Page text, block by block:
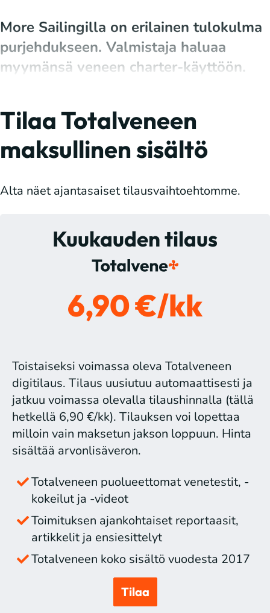
More Sailingilla on erilainen tulokulma
purjehdukseen. Valmistaja haluaa
myymänsä veneen charter-käyttöön.
Tilaa Totalveneen
maksullinen sisältö
Alta näet ajantasaiset tilausvaihtoehtomme.
Kuukauden tilaus
6,90 €/kk
Toistaiseksi voimassa oleva Totalveneen
digitilaus. Tilaus uusiutuu automaattisesti ja
jatkuu voimassa olevalla tilaushinnalla (tällä
hetkellä 6,90 €/kk). Tilauksen voi lopettaa
milloin vain maksetun jakson loppuun. Hinta
sisältää arvonlisäveron.
Totalveneen puolueettomat venetestit, -
kokeilut ja -videot
Toimituksen ajankohtaiset reportaasit,
artikkelit ja ensiesittelyt
Totalveneen koko sisältö vuodesta 2017
Tilaa